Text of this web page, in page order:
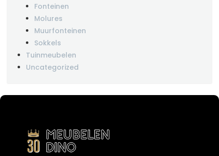
Fonteinen
Molures
Muurfonteinen
Sokkels
Tuinmeubelen
Uncategorized